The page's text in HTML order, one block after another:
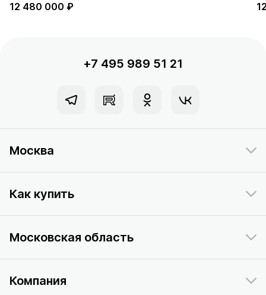
12 480 000 ₽
+7 495 989 51 21
Москва
Как купить
Московская область
Компания